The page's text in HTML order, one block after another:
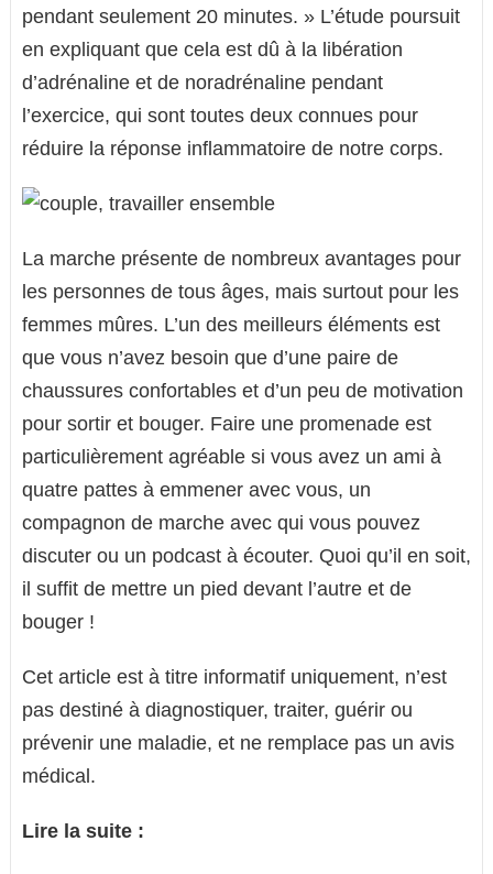
pendant seulement 20 minutes. » L’étude poursuit
en expliquant que cela est dû à la libération
d’adrénaline et de noradrénaline pendant
l’exercice, qui sont toutes deux connues pour
réduire la réponse inflammatoire de notre corps.
La marche présente de nombreux avantages pour
les personnes de tous âges, mais surtout pour les
femmes mûres. L’un des meilleurs éléments est
que vous n’avez besoin que d’une paire de
chaussures confortables et d’un peu de motivation
pour sortir et bouger. Faire une promenade est
particulièrement agréable si vous avez un ami à
quatre pattes à emmener avec vous, un
compagnon de marche avec qui vous pouvez
discuter ou un podcast à écouter. Quoi qu’il en soit,
il suffit de mettre un pied devant l’autre et de
bouger !
Cet article est à titre informatif uniquement, n’est
pas destiné à diagnostiquer, traiter, guérir ou
prévenir une maladie, et ne remplace pas un avis
médical.
Lire la suite :